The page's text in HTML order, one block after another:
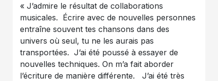
« J’admire le résultat de collaborations
musicales. Écrire avec de nouvelles personnes
entraîne souvent tes chansons dans des
univers où seul, tu ne les aurais pas
transportées. J’ai été poussé à essayer de
nouvelles techniques. On m’a fait aborder
l’écriture de manière différente. J’ai été très